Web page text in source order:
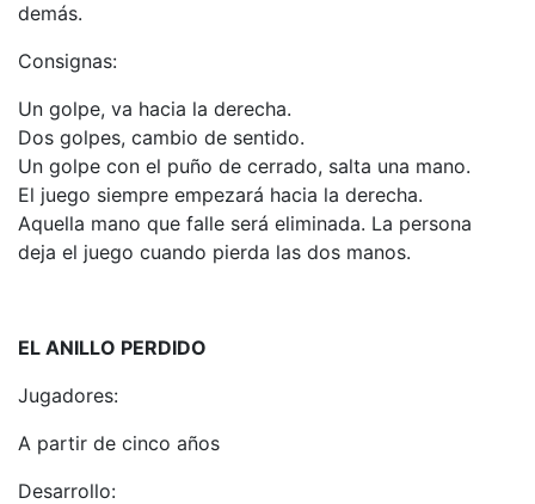
demás.
Consignas:
Un golpe, va hacia la derecha.
Dos golpes, cambio de sentido.
Un golpe con el puño de cerrado, salta una mano.
El juego siempre empezará hacia la derecha.
Aquella mano que falle será eliminada. La persona
deja el juego cuando pierda las dos manos.
EL ANILLO PERDIDO
Jugadores:
A partir de cinco años
Desarrollo: